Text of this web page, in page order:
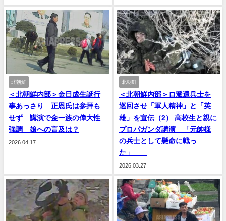
北朝鮮
＜北朝鮮内部＞金日成生誕行
事あっさり 正恩氏は参拝も
せず 講演で金一族の偉大性
強調 娘への言及は？
2026.04.17
北朝鮮
＜北朝鮮内部＞ロ派遣兵士を
巡回させ「軍人精神」と「英
雄」を宣伝（2） 高校生と親に
プロパガンダ講演 「元帥様
の兵士として懸命に戦っ
た」
2026.03.27